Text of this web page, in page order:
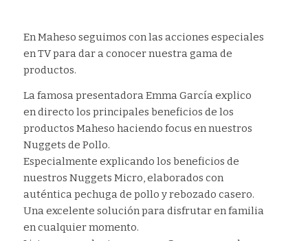
En Maheso seguimos con las acciones especiales
en TV para dar a conocer nuestra gama de
productos.
La famosa presentadora Emma García explico
en directo los principales beneficios de los
productos Maheso haciendo focus en nuestros
Nuggets de Pollo.
Especialmente explicando los beneficios de
nuestros Nuggets Micro, elaborados con
auténtica pechuga de pollo y rebozado casero.
Una excelente solución para disfrutar en familia
en cualquier momento.